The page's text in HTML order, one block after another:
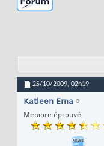
25/10/2009, 02h19
Katleen Erna
Membre éprouvé